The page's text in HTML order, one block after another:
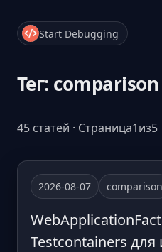
Start Debugging
Тег: comparison
45 статей · Страница1из5
2026-08-07 comparison
Testcontainers